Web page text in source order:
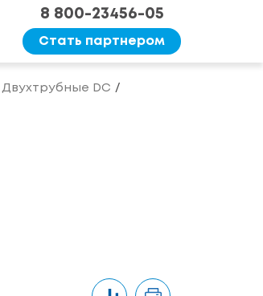
8 800-23456-05
Стать партнером
Двухтрубные DC